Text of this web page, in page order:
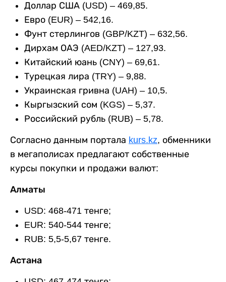
Доллар США (USD) – 469,85.
Евро (EUR) – 542,16.
Фунт стерлингов (GBP/KZT) – 632,56.
Дирхам ОАЭ (AED/KZT) – 127,93.
Китайский юань (CNY) – 69,61.
Турецкая лира (TRY) – 9,88.
Украинская гривна (UAH) – 10,5.
Кыргызский сом (KGS) – 5,37.
Российский рубль (RUB) – 5,78.
Согласно данным портала kurs.kz, обменники
в мегаполисах предлагают собственные
курсы покупки и продажи валют:
Алматы
USD: 468-471 тенге;
EUR: 540-544 тенге;
RUB: 5,5-5,67 тенге.
Астана